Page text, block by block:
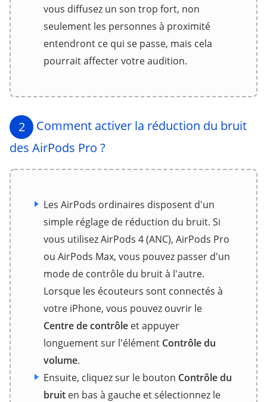
vous diffusez un son trop fort, non
seulement les personnes à proximité
entendront ce qui se passe, mais cela
pourrait affecter votre audition.
2
Comment activer la réduction du bruit
des AirPods Pro ?
Les AirPods ordinaires disposent d'un
simple réglage de réduction du bruit. Si
vous utilisez AirPods 4 (ANC), AirPods Pro
ou AirPods Max, vous pouvez passer d'un
mode de contrôle du bruit à l'autre.
Lorsque les écouteurs sont connectés à
votre iPhone, vous pouvez ouvrir le
Centre de contrôle et appuyer
longuement sur l'élément Contrôle du
volume.
Ensuite, cliquez sur le bouton Contrôle du
bruit en bas à gauche et sélectionnez le